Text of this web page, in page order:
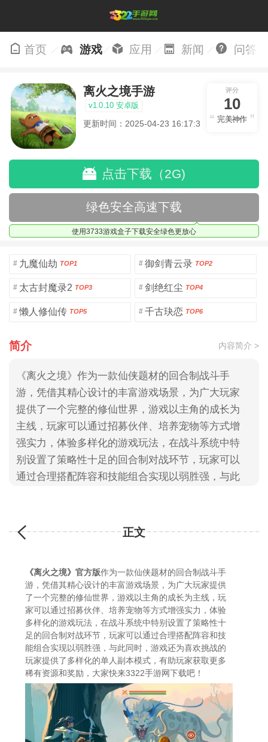
首页 游戏 应用 新闻 问答
离火之境手游
v1.0.10 安卓版
更新时间：2025-04-23 16:17:32
评分
10
完美神作
点击下载（2G)
绿色安全高速下载
使用3733游戏盒子下载安全绿色更放心
# 九魔仙劫 TOP1 # 御剑青云录 TOP2
# 太古封魔录2 TOP3 # 剑绝红尘 TOP4
# 懒人修仙传 TOP5 # 千古玦恋 TOP6
简介 内容简介 >
《离火之境》作为一款仙侠题材的回合制战斗手
游，凭借其精心设计的丰富游戏场景，为广大玩家
提供了一个完整的修仙世界，游戏以主角的成长为
主线，玩家可以通过招募伙伴、培养宠物等方式增
强实力，体验多样化的游戏玩法，在战斗系统中特
别设置了策略性十足的回合制对战环节，玩家可以
通过合理搭配阵容和技能组合实现以弱胜强，与此
大家快来3322手游网下载吧！
正文
《离火之境》官方版作为一款仙侠题材的回合制战斗手
游，凭借其精心设计的丰富游戏场景，为广大玩家提供
了一个完整的修仙世界，游戏以主角的成长为主线，玩
家可以通过招募伙伴、培养宠物等方式增强实力，体验
多样化的游戏玩法，在战斗系统中特别设置了策略性十
足的回合制对战环节，玩家可以通过合理搭配阵容和技
能组合实现以弱胜强，与此同时，游戏还为喜欢挑战的
玩家提供了多样化的单人副本模式，有助玩家获取更多
稀有资源和奖励，大家快来3322手游网下载吧！